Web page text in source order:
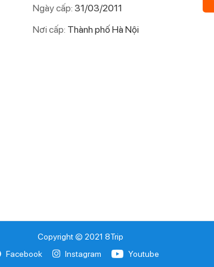
Ngày cấp: 31/03/2011
Nơi cấp: Thành phố Hà Nội
Copyright © 2021 8Trip
Facebook
Instagram Youtube